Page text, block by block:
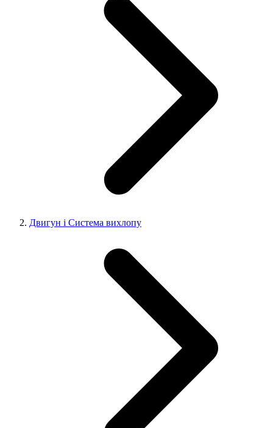
Двигун і Система вихлопу